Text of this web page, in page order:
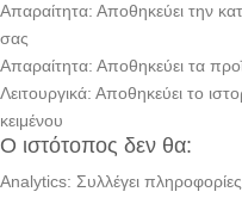
Απαραίτητα: Αποθηκεύει την
σας
Απαραίτητα: Αποθηκεύει τα
Λειτουργικά: Αποθηκεύει το
κειμένου
Ο ιστότοπος δεν θα:
Analytics: Συλλέγει